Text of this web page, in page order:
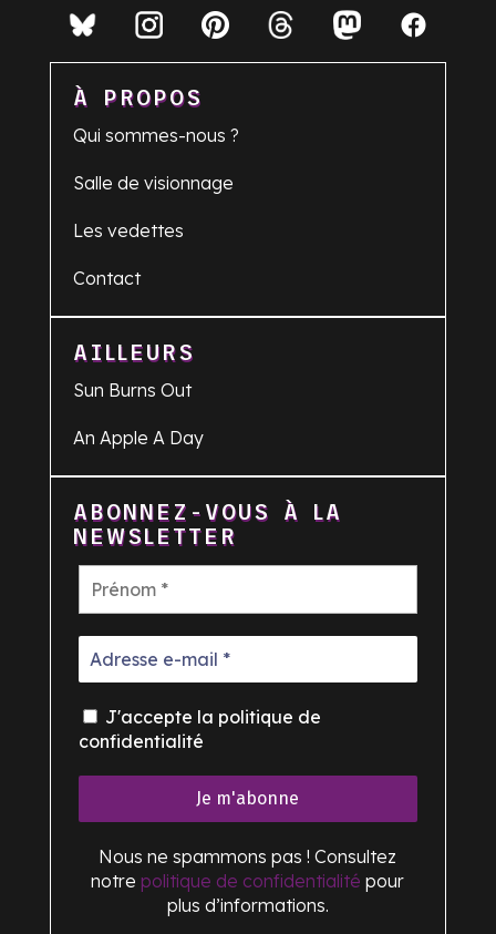
À PROPOS
Qui sommes-nous ?
Salle de visionnage
Les vedettes
Contact
AILLEURS
Sun Burns Out
An Apple A Day
ABONNEZ-VOUS À LA
NEWSLETTER
J'accepte la politique de
confidentialité
Nous ne spammons pas ! Consultez
notre politique de confidentialité pour
plus d’informations.